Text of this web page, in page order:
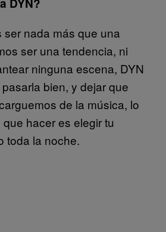
ser nada más que una
ser una tendencia, ni
ninguna escena, DYN
bien, y dejar que
de la música, lo
hacer es elegir tu
toda la noche.